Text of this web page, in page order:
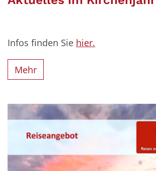
Infos finden Sie hier.
Mehr